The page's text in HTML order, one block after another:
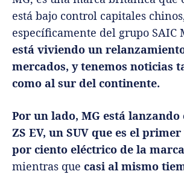
está bajo control capitales
específicamente del grupo SAIC
está viviendo un
mercados, y tenemos noticias
como al sur del continente.
Por un lado, MG está lanzando
ZS EV, un SUV que es el
por ciento eléctrico de la
mientras que casi al mismo